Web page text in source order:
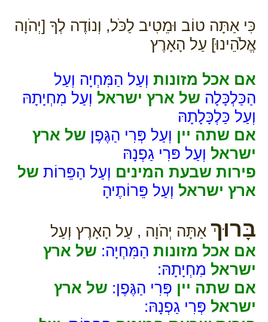
כִּי אַתָּה טוֹב וּמֵטִיב לַכֹּל, וְנוֹדֶה לְךָ [יְהֹוָה
אֱלֹהֵינוּ] עַל הָאָרֶץ
אם אכל מזונות וְעַל הַמִּחְיָה וְעַל
הַכַּלְכָּלָה של ארץ ישראל וְעַל מִחְיָתָהּ
וְעַל כַּלְכָּלָתָהּ
אם שתה יין וְעַל פְּרִי הַגֶּפֶן של ארץ
ישראל וְעַל פּרִי גַפְנָהּ
פירות שבעת המינים וְעַל הַפֵּרוֹת של
ארץ ישראל וְעַל פֵּרוֹתֶיהָ
בָּרוּךְ אַתָּה יְהֹוָה , עַל הָאָרֶץ וְעַל
אם אכל מזונות הַמִּחְיָה: של ארץ
ישראל מִחְיָתָהּ:
אם שתה יין פְּרִי הַגֶּפֶן: של ארץ
ישראל פְּרִי גַפְנָהּ: